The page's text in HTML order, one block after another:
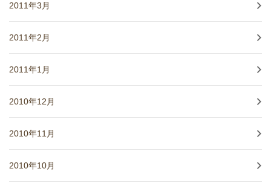
2011年3月
2011年2月
2011年1月
2010年12月
2010年11月
2010年10月